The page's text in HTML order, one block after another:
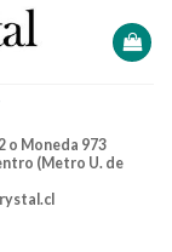
973
U. de